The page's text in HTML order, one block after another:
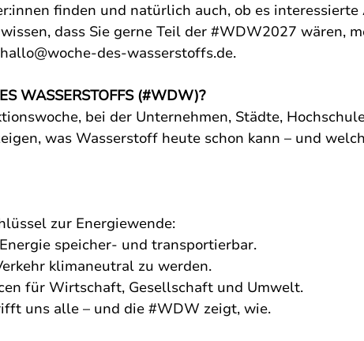
finden und natürlich auch, ob es interessierte
dass Sie gerne Teil der #WDW2027 wären,
hallo@woche-des-wasserstoffs.de.
WASSERSTOFFS (#WDW)?
bei der Unternehmen, Städte,
was Wasserstoff heute schon kann – und
zur Energiewende:
speicher- und transportierbar.
klimaneutral zu werden.
für Wirtschaft, Gesellschaft und Umwelt.
uns alle – und die #WDW zeigt, wie.